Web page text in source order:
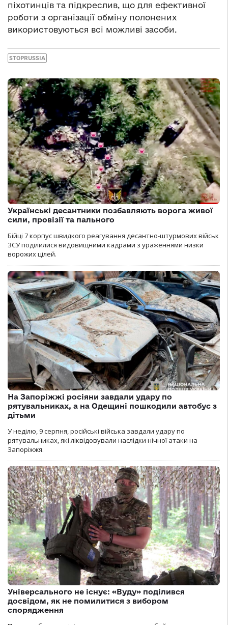
піхотинців та підкреслив, що для ефективної
роботи з організації обміну полонених
використовуються всі можливі засоби.
STOPRUSSIA
Українські десантники позбавляють ворога живої
сили, провізії та пального
Бійці 7 корпус швидкого реагування десантно-штурмових військ
ЗСУ поділилися видовищними кадрами з ураженнями низки
ворожих цілей.
На Запоріжжі росіяни завдали удару по
рятувальниках, а на Одещині пошкодили автобус з
дітьми
У неділю, 9 серпня, російські війська завдали удару по
рятувальниках, які ліквідовували наслідки нічної атаки на
Запоріжжя.
Універсального не існує: «Вуду» поділився
досвідом, як не помилитися з вибором
спорядження